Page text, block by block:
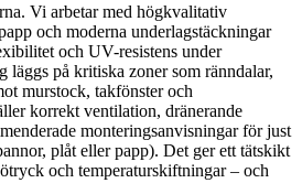
Vi arbetar med högkvalitativ
och moderna underlagstäckningar
och UV-resistens under
läggs på kritiska zoner som ränndalar,
murstock, takfönster och
korrekt ventilation, dränerande
monteringsanvisningar för just
plåt eller papp). Det ger ett tätskikt
och temperaturskiftningar – och